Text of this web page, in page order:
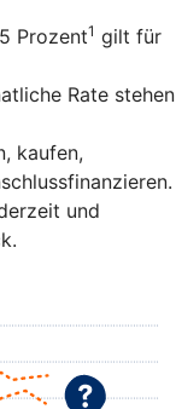
Prozent1 gilt für
Rate stehen
kaufen,
und